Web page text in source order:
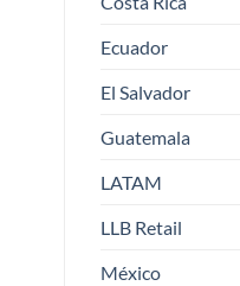
Ecuador
El Salvador
Guatemala
LATAM
LLB Retail
México